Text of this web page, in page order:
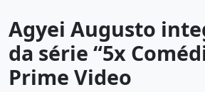
Agyei Augusto
da série “5x
Prime Video